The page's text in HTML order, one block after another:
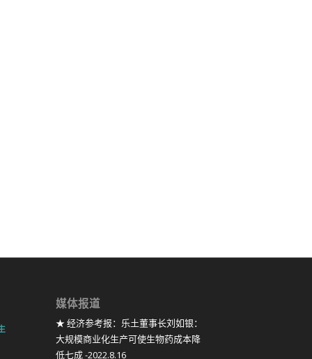
媒体报道
★ 经济参考报：乐土董事长刘如银：
大规模商业化生产可使生物药成本降
低七成 -2022.8.16